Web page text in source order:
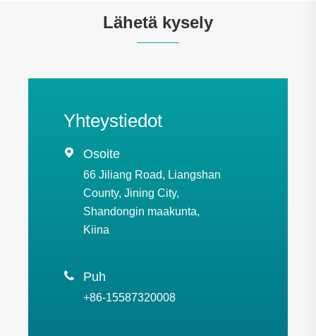
Lähetä kysely
Yhteystiedot
 Osoite
66 Jiliang Road, Liangshan
County, Jining City,
Shandongin maakunta,
Kiina
 Puh
+86-15587320008